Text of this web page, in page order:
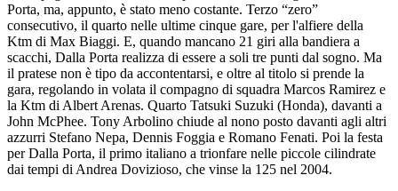
Porta, ma, appunto, è stato meno costante. Terzo “zero”
consecutivo, il quarto nelle ultime cinque gare, per l'alfiere della
Ktm di Max Biaggi. E, quando mancano 21 giri alla bandiera a
scacchi, Dalla Porta realizza di essere a soli tre punti dal sogno. Ma
il pratese non è tipo da accontentarsi, e oltre al titolo si prende la
gara, regolando in volata il compagno di squadra Marcos Ramirez e
la Ktm di Albert Arenas. Quarto Tatsuki Suzuki (Honda), davanti a
John McPhee. Tony Arbolino chiude al nono posto davanti agli altri
azzurri Stefano Nepa, Dennis Foggia e Romano Fenati. Poi la festa
per Dalla Porta, il primo italiano a trionfare nelle piccole cilindrate
dai tempi di Andrea Dovizioso, che vinse la 125 nel 2004.